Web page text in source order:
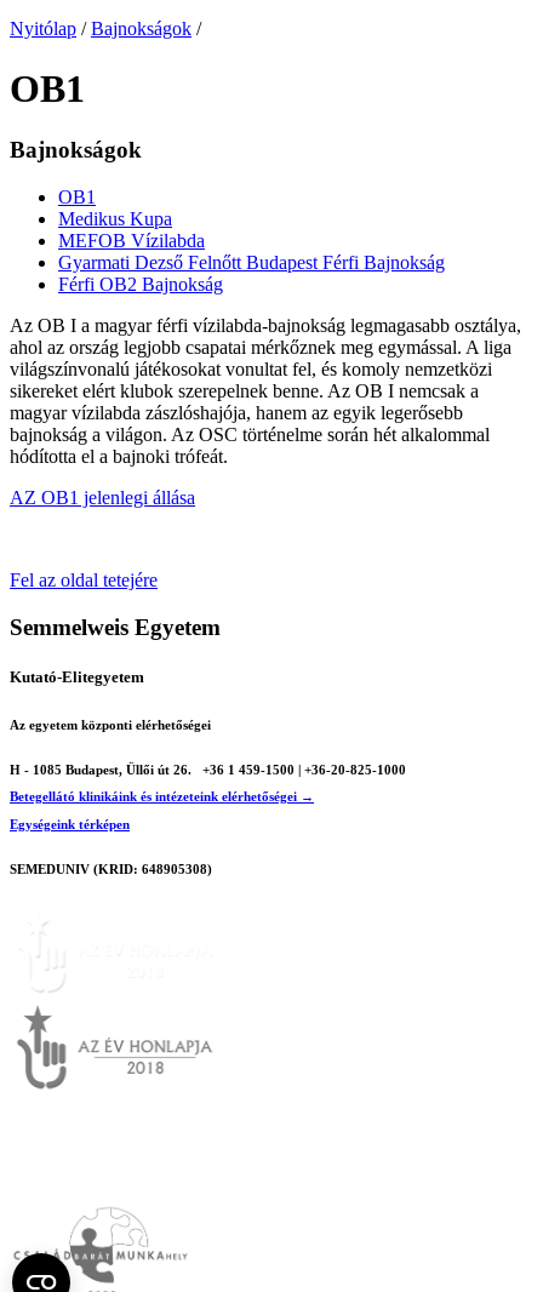
Nyitólap / Bajnokságok /
OB1
Bajnokságok
OB1
Medikus Kupa
MEFOB Vízilabda
Gyarmati Dezső Felnőtt Budapest Férfi Bajnokság
Férfi OB2 Bajnokság
Az OB I a magyar férfi vízilabda-bajnokság legmagasabb osztálya,
ahol az ország legjobb csapatai mérkőznek meg egymással. A liga
világszínvonalú játékosokat vonultat fel, és komoly nemzetközi
sikereket elért klubok szerepelnek benne. Az OB I nemcsak a
magyar vízilabda zászlóshajója, hanem az egyik legerősebb
bajnokság a világon. Az OSC történelme során hét alkalommal
hódította el a bajnoki trófeát.
AZ OB1 jelenlegi állása
Fel az oldal tetejére
Semmelweis Egyetem
Kutató-Elitegyetem
Az egyetem központi elérhetőségei
H - 1085 Budapest, Üllői út 26.
+36 1 459-1500 | +36-20-825-1000
Betegellátó klinikáink és intézeteink elérhetőségei →
Egységeink térképen
SEMEDUNIV (KRID: 648905308)